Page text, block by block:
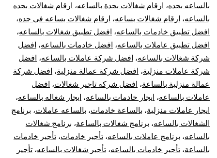
بالساعه بجده، ارقام شغالات بجدة بالساعه، ارقام شغالات بجده
بالساعه، ارقام شغالات بساعه، ارقام شغالات بساعه في جده،
افضل تطبيق خادمات بالساعه، افضل تطبيق شغالات بالساعه،
افضل تطبيق عاملات بالساعه، افضل خادمات بالساعه، افضل
شركة شغالات بالساعه، افضل شركة عاملات بالساعه، افضل
شركة عاملات منزلية، افضل شركة عمالة منزلية، افضل شركة
عمالة منزلية بالساعة، افضل شركه تاجير شغالات، افضل
عاملات بالساعه، ايجار خادمات بالساعه، ايجار شغاله بالساعه،
ايجار عاملات منزلية، بالساعة خادمات، بالساعه عاملات، برنامج
الشغالات بالساعه، برنامج شغالات بالساعة، برنامج شغالات
بالساعه، برنامج عاملات بالساعه، تأجير خادمات، تأجير خادمات
بالساعة، تأجير خادمات بالساعه، تأجير شغالات بالساعه، تأجير